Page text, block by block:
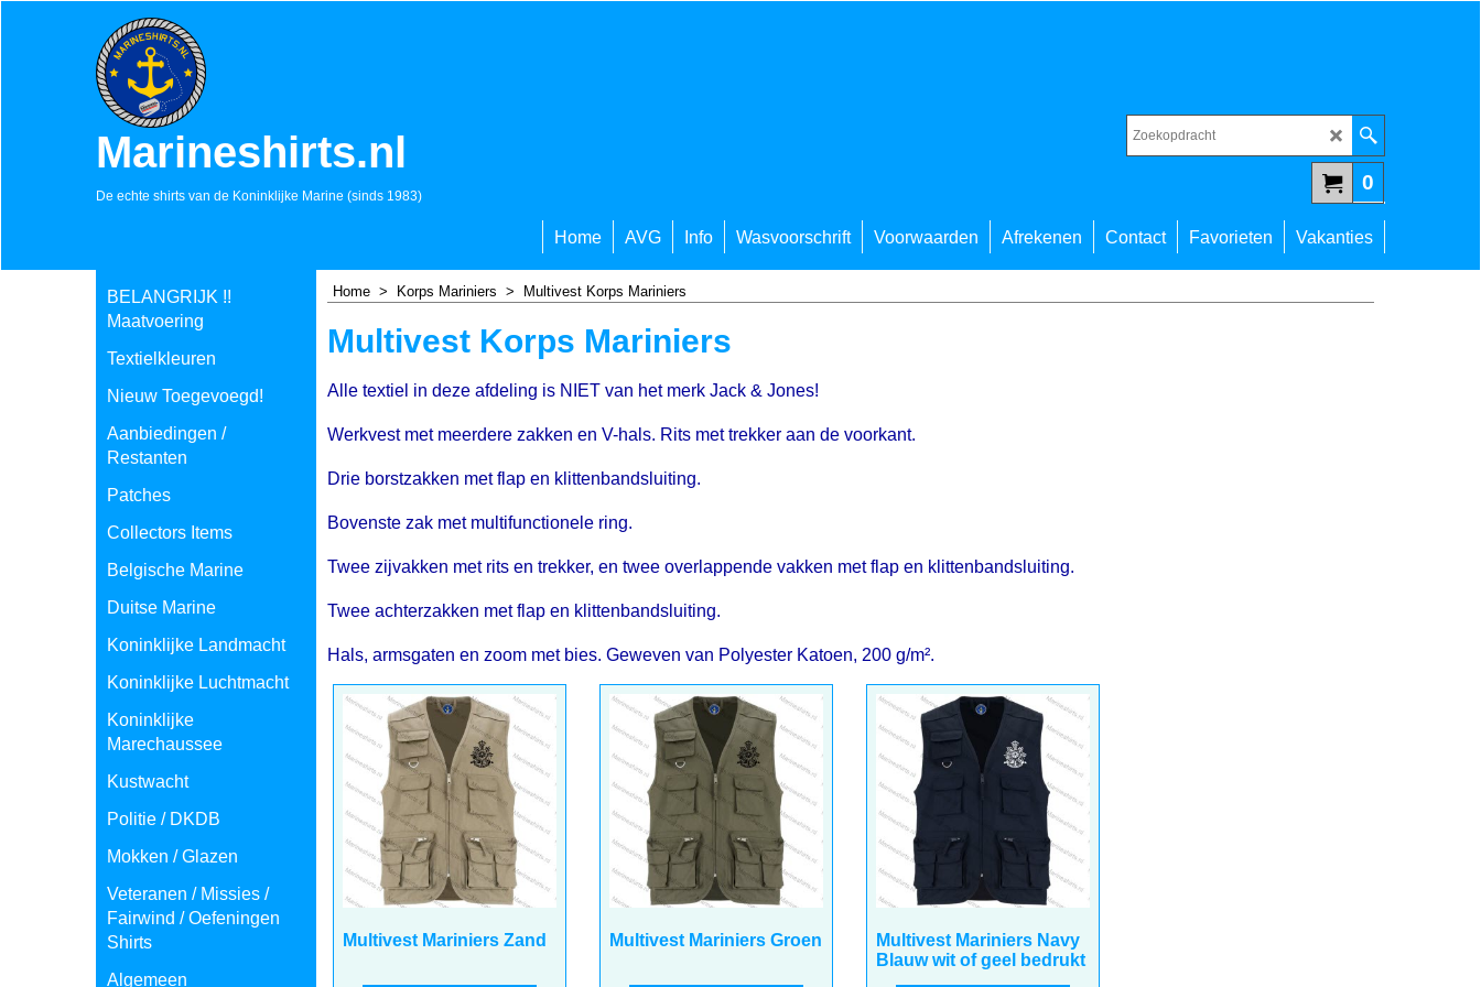
Marineshirts.nl
De echte shirts van de Koninklijke Marine (sinds 1983)
0
Home AVG Info Wasvoorschrift Voorwaarden Afrekenen Contact Favorieten Vakanties
BELANGRIJK !!
Maatvoering
Textielkleuren
Nieuw Toegevoegd!
Aanbiedingen /
Restanten
Patches
Collectors Items
Belgische Marine
Duitse Marine
Koninklijke Landmacht
Koninklijke Luchtmacht
Koninklijke
Marechaussee
Kustwacht
Politie / DKDB
Mokken / Glazen
Veteranen / Missies /
Fairwind / Oefeningen
Shirts
Algemeen
Home > Korps Mariniers > Multivest Korps Mariniers
Multivest Korps Mariniers
Alle textiel in deze afdeling is NIET van het merk Jack & Jones!
Werkvest met meerdere zakken en V-hals. Rits met trekker aan de voorkant.
Drie borstzakken met flap en klittenbandsluiting.
Bovenste zak met multifunctionele ring.
Twee zijvakken met rits en trekker, en twee overlappende vakken met flap en klittenbandsluiting.
Twee achterzakken met flap en klittenbandsluiting.
Hals, armsgaten en zoom met bies. Geweven van Polyester Katoen, 200 g/m².
€24.50
incl BTW
€24.50
incl BTW
€24.50
incl BTW
€20.25 excl BTW